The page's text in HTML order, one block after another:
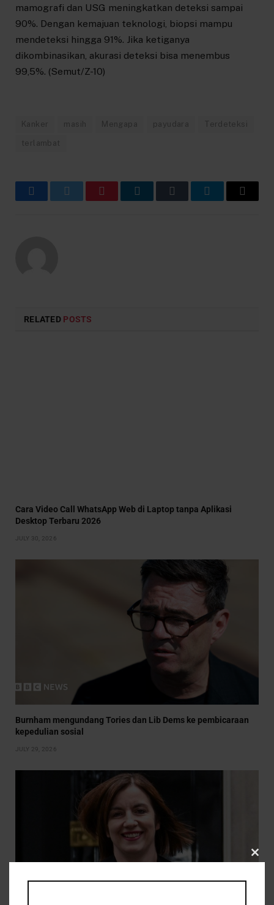
mamografi dan USG meningkatkan deteksi sampai
90%. Dengan kemajuan teknologi, biopsi mampu
mendeteksi hingga 91%. Jika ketiganya
dikombinasikan, akurasi deteksi bisa menembus
99,5%. (Semut/Z-10)
Kanker masih Mengapa payudara Terdeteksi
terlambat
FacebookTwitter PinterestLinkedInTumblr TelegramEmail
RELATED POSTS
Cara Video Call WhatsApp Web di Laptop tanpa Aplikasi
Desktop Terbaru 2026
JULY 30, 2026
Burnham mengundang Tories dan Lib Dems ke pembicaraan
kepedulian sosial
JULY 29, 2026